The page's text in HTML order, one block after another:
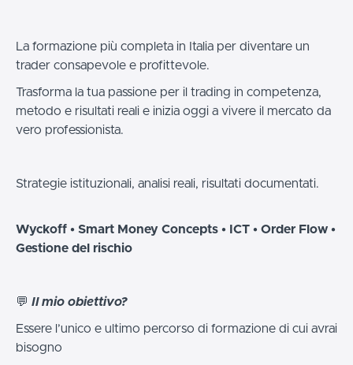
La formazione più completa in Italia per diventare un
trader consapevole e profittevole.
Trasforma la tua passione per il trading in competenza,
metodo e risultati reali e inizia oggi a vivere il mercato da
vero professionista.
Strategie istituzionali, analisi reali, risultati documentati.
Wyckoff • Smart Money Concepts • ICT • Order Flow •
Gestione del rischio
💬 Il mio obiettivo?
Essere l’unico e ultimo percorso di formazione di cui avrai
bisogno